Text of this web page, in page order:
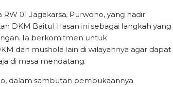
01 Jagakarsa, Purwono, yang hadir
DKM Baitul Hasan ini sebagai langkah yang
Ia berkomitmen untuk
dan mushola lain di wilayahnya agar dapat
di masa mendatang.
dalam sambutan pembukaannya